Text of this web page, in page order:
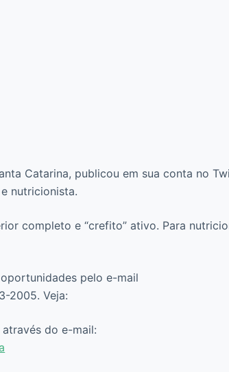
Catarina, publicou em sua conta no
nutricionista.
completo e “crefito” ativo. Para
pelo e-mail
2005. Veja:
do e-mail: